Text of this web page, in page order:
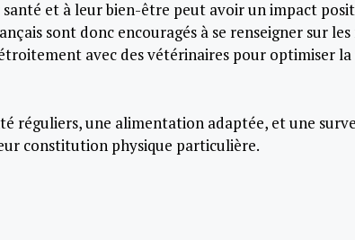
et à leur bien-être peut avoir un impact
sont donc encouragés à se renseigner sur
avec des vétérinaires pour optimiser la
réguliers, une alimentation adaptée, et une
constitution physique particulière.